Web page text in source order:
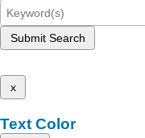
Submit Search
x
Text Color